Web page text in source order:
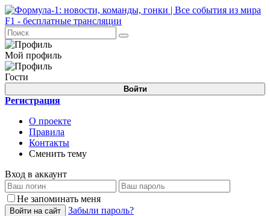
Мой профиль
Гости
Войти
Регистрация
О проекте
Правила
Контакты
Сменить тему
Вход в аккаунт
Не запоминать меня
Войти на сайт
Забыли пароль?